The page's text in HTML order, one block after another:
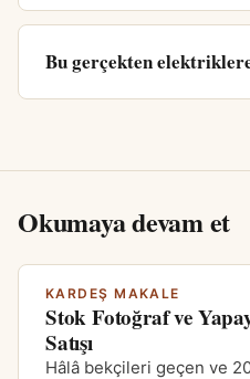
Bu gerçekten
Okumaya devam et
KARDEŞ MAKALE
Stok Fotoğraf ve
Satışı
Hâlâ bekçileri geçen ve